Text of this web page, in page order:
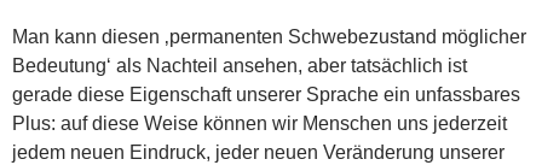
Man kann diesen ‚permanenten Schwebezustand möglicher
Bedeutung‘ als Nachteil ansehen, aber tatsächlich ist
gerade diese Eigenschaft unserer Sprache ein unfassbares
Plus: auf diese Weise können wir Menschen uns jederzeit
jedem neuen Eindruck, jeder neuen Veränderung unserer